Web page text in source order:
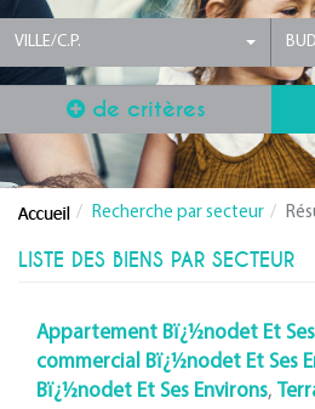
VILLE/C.P.
de critères
Recherche par secteur
LISTE DES BIENS PAR SECTEUR
Appartement Bï¿½nodet Et
commercial Bï¿½nodet Et Ses
Bï¿½nodet Et Ses Environs,